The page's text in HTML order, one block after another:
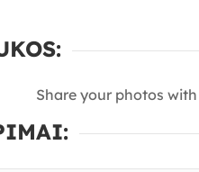
Share your photos